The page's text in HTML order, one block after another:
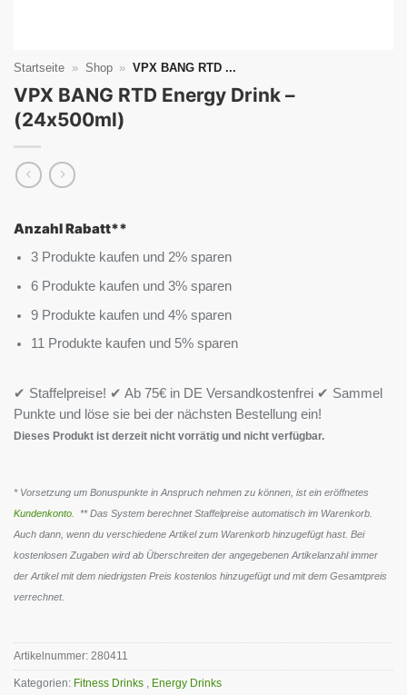
Startseite » Shop » VPX BANG RTD ...
VPX BANG RTD Energy Drink –
(24x500ml)
Anzahl Rabatt**
3 Produkte kaufen und 2% sparen
6 Produkte kaufen und 3% sparen
9 Produkte kaufen und 4% sparen
11 Produkte kaufen und 5% sparen
✔ Staffelpreise! ✔ Ab 75€ in DE Versandkostenfrei ✔ Sammel
Punkte und löse sie bei der nächsten Bestellung ein!
Dieses Produkt ist derzeit nicht vorrätig und nicht verfügbar.
* Vorsetzung um Bonuspunkte in Anspruch nehmen zu können, ist ein eröffnetes
Kundenkonto . ** Das System berechnet Staffelpreise automatisch im Warenkorb.
Auch dann, wenn du verschiedene Artikel zum Warenkorb hinzugefügt hast. Bei
kostenlosen Zugaben wird ab Überschreiten der angegebenen Artikelanzahl immer
der Artikel mit dem niedrigsten Preis kostenlos hinzugefügt und mit dem Gesamtpreis
verrechnet.
Artikelnummer: 280411
Kategorien: Fitness Drinks Energy Drinks